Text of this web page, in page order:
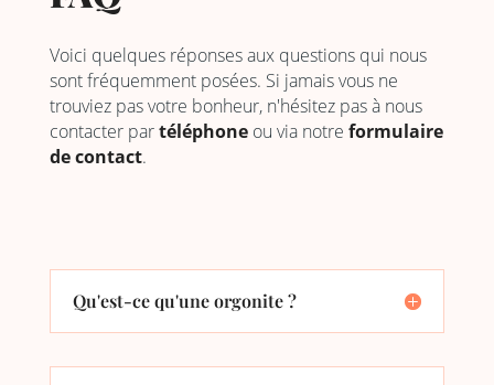
Voici quelques réponses aux questions qui nous
sont fréquemment posées. Si jamais vous ne
trouviez pas votre bonheur, n'hésitez pas à nous
contacter partéléphoneou via notre formulaire
de contact.
Qu'est-ce qu'une orgonite ?